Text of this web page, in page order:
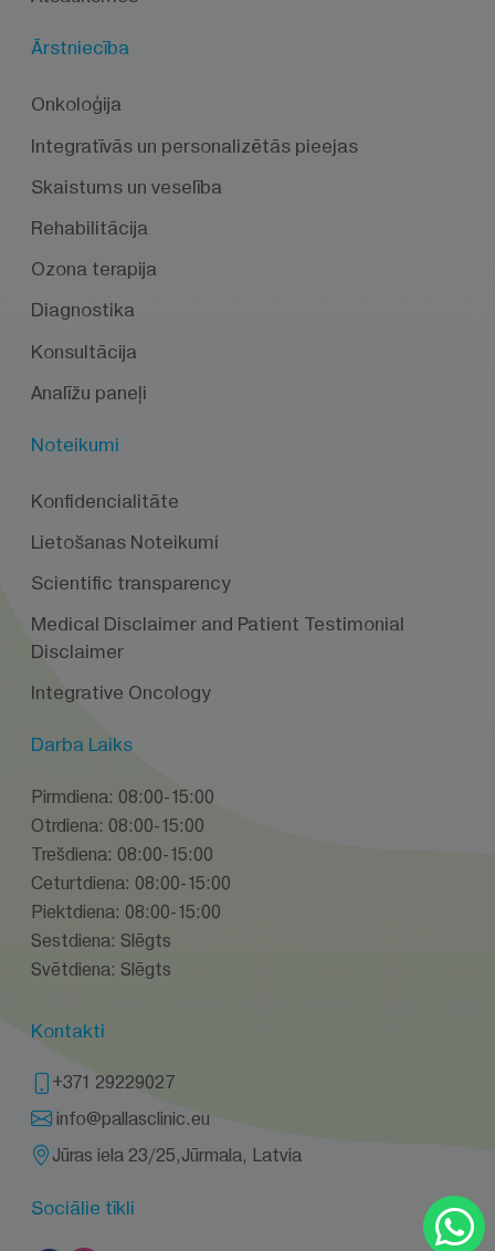
Darba Laiks
Pirmdiena: 08:00-15:00
Otrdiena: 08:00-15:00
Trešdiena: 08:00-15:00
Ceturtdiena: 08:00-15:00
Piektdiena: 08:00-15:00
Sestdiena: Slēgts
Svētdiena: Slēgts
Kontakti
+371 29229027
info@pallasclinic.eu
Jūras iela 23/25,Jūrmala, Latvia
Sociālie tīkli
Ārstniecība
Onkoloģija
Integratīvās un personalizētās pieejas
Skaistums un veselība
Rehabilitācija
Ozona terapija
Diagnostika
Konsultācija
Analīžu paneļi
Noteikumi
Konfidencialitāte
Lietošanas Noteikumi
Scientific transparency
Medical Disclaimer and Patient Testimonial
Disclaimer
Integrative Oncology